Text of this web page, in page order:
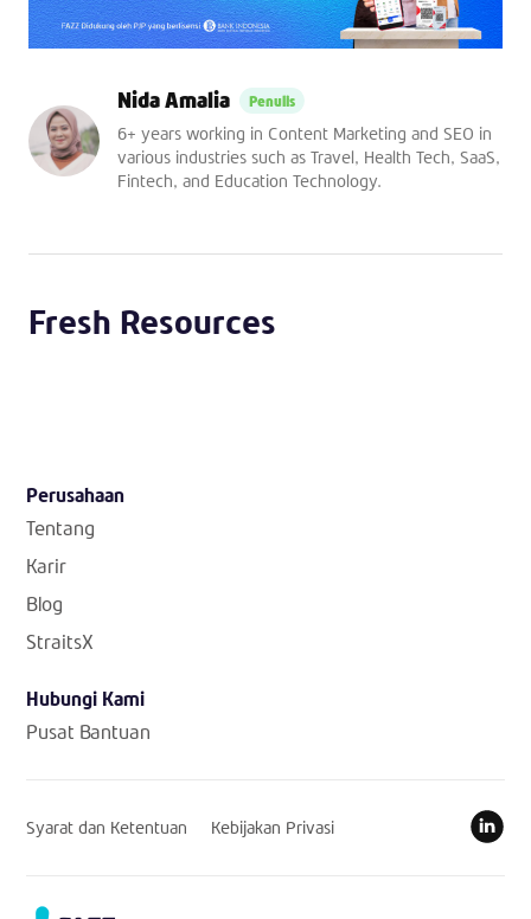
Nida Amalia
6+ years working in Content Marketing and SEO in
various industries such as Travel, Health Tech, SaaS,
Fintech, and Education Technology.
Fresh Resources
Perusahaan
Tentang
Karir
Blog
StraitsX
Hubungi Kami
Pusat Bantuan
Syarat dan Ketentuan Kebijakan Privasi